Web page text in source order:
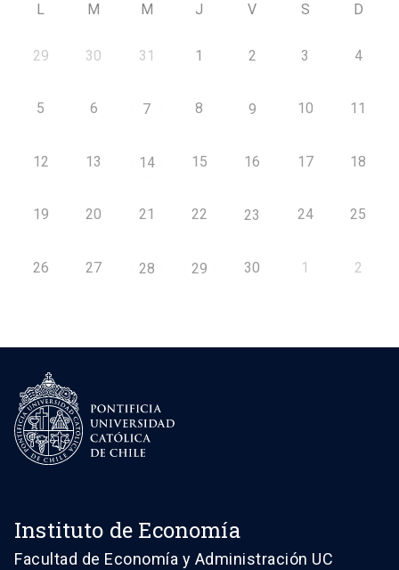
L M M J V S D
29 30 31 1 2 3 4
5 6 7 8 9 10 11
12 13 14 15 16 17 18
19 20 21 22 23 24 25
26 27 28 29 30 1 2
Instituto de Economía
Facultad de Economía y Administración UC